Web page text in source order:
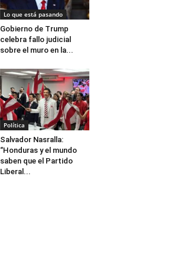
Lo que está pasando
Gobierno de Trump
celebra fallo judicial
sobre el muro en la...
Política
Salvador Nasralla:
“Honduras y el mundo
saben que el Partido
Liberal...